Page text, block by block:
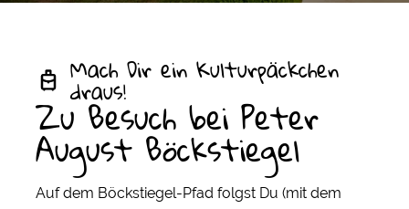
Mach Dir ein Kulturpäckchen
draus!
Zu Besuch bei Peter
August Böckstiegel
Auf dem Böckstiegel-Pfad folgst Du (mit dem